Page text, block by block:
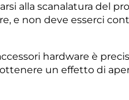
alla scanalatura del
e non deve esserci
hardware è
un effetto di